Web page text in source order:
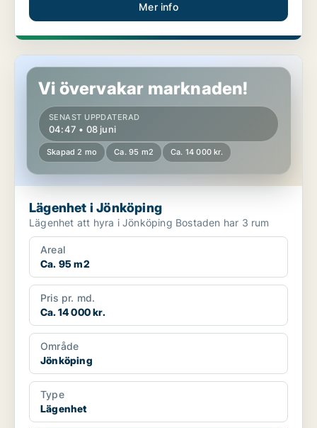
Mer info
Lägenhet i Jönköping
Vi övervakar marknaden!
SENAST UPPDATERAD
04:47 • 08 juni
Skapad 2 mo Ca. 95 m2 Ca. 14 000 kr.
Lägenhet i Jönköping
Lägenhet att hyra i Jönköping Bostaden har 3 rum
Areal
Ca. 95 m2
Pris pr. md.
Ca. 14 000 kr.
Område
Jönköping
Type
Lägenhet